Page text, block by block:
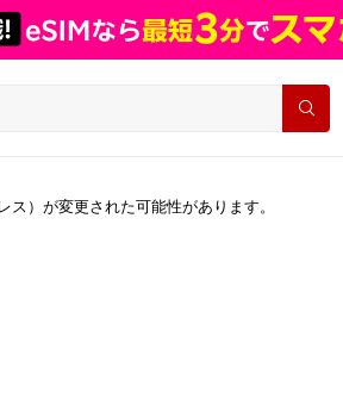
）が変更された可能性があります。